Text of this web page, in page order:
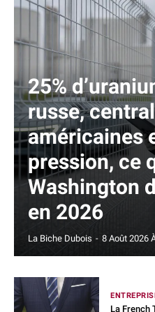
25%
russe,
américaines
pression, ce
Washington
en 2026
La Biche Dubois - 8 Août 2026
La French